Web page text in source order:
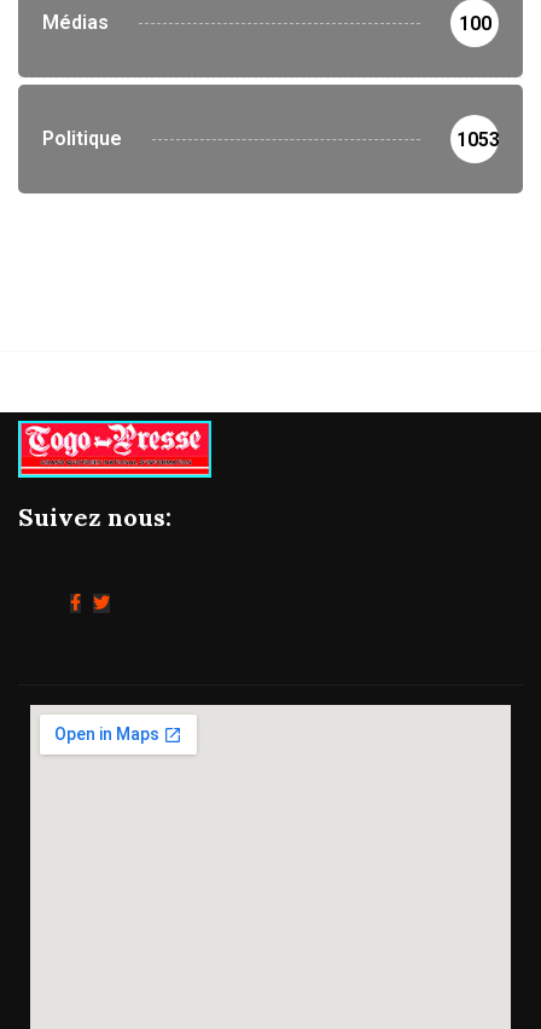
Médias 100
Politique 1053
Suivez nous: